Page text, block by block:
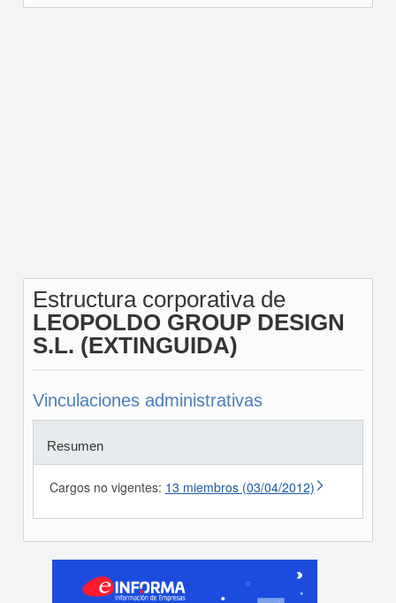
Estructura corporativa de
LEOPOLDO GROUP DESIGN
S.L. (EXTINGUIDA)
Vinculaciones administrativas
Resumen
Cargos no vigentes: 13 miembros (03/04/2012)